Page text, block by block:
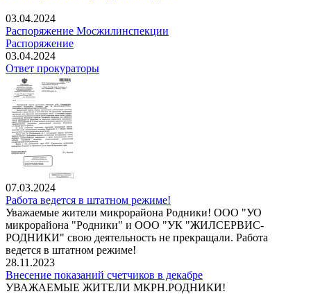
03.04.2024
Распоряжение Мосжилинспекции
Распоряжение
03.04.2024
Ответ прокураторы
07.03.2024
Работа ведется в штатном режиме!
Уважаемые жители микрорайона Родники! ООО "УО
микрорайона "Родники" и ООО "УК "ЖИЛСЕРВИС-
РОДНИКИ" свою деятельность не прекращали. Работа
ведется в штатном режиме!
28.11.2023
Внесение показаний счетчиков в декабре
УВАЖАЕМЫЕ ЖИТЕЛИ МКРН.РОДНИКИ!